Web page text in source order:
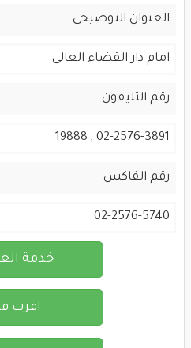
العنوان التوضيحى
امام دار القضاء العالى
رقم التليفون
02-2576-3891 , 19888
رقم الفاكس
02-2576-5740
خدمة
اقرب